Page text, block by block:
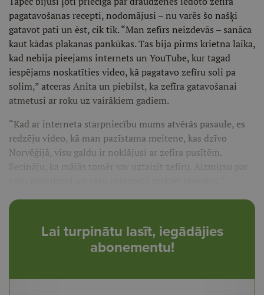
pagatavošanas recepti, nodomājusi – nu varēs šo našķi
gatavot pati un ēst, cik tīk. “Man zefīrs neizdevās – sanāca
kaut kādas plakanas pankūkas. Tas bija pirms krietna laika,
kad nebija pieejams internets un YouTube, kur tagad
iespējams noskatīties video, kā pagatavo zefīru soli pa
solim,” atceras Anita un piebilst, ka zefīra gatavošanai
atmetusi ar roku uz vairākiem gadiem.
“Kad ar interneta starpniecību mums atvērās pasaule, es
redzēju video, kā man pazīstama meitene, kas dzīvo
Norvēģijā, visu galdu ir noklājusi ar zefīra pusītēm.
Secināju, ka mājās tomēr var uztaisīt zefīru. Aizmirsu par
Lai turpinātu lasīt, iegādājies
abonementu!